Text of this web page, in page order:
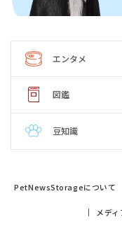
エンタメ
図鑑
豆知識
PetNewsStorageについて
メデ